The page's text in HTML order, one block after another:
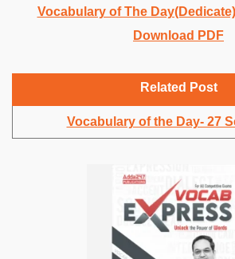
Vocabulary of The
Download PDF
Related Post
Vocabulary of the Day- 27